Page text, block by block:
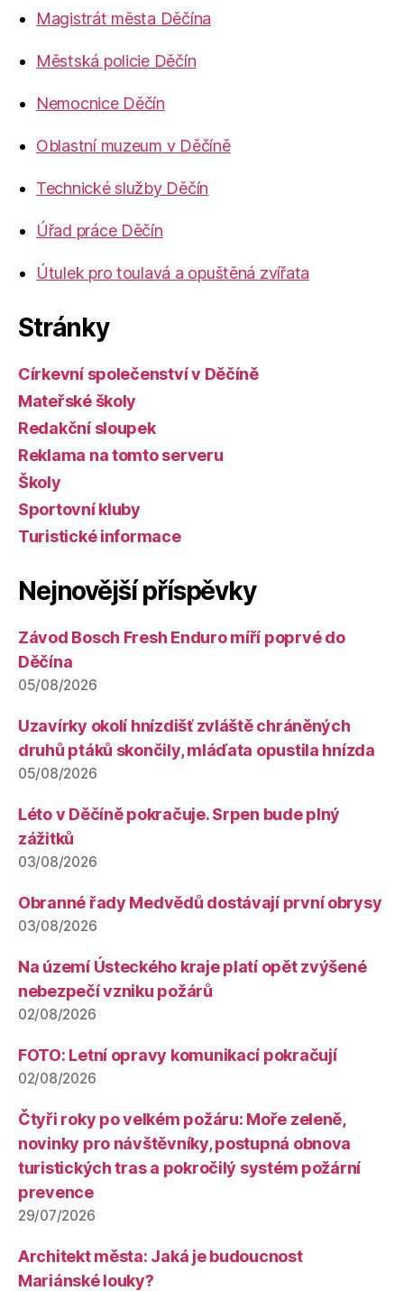
Magistrát města Děčína
Městská policie Děčín
Nemocnice Děčín
Oblastní muzeum v Děčíně
Technické služby Děčín
Úřad práce Děčín
Útulek pro toulavá a opuštěná zvířata
Stránky
Církevní společenství v Děčíně
Mateřské školy
Redakční sloupek
Reklama na tomto serveru
Školy
Sportovní kluby
Turistické informace
Nejnovější příspěvky
Závod Bosch Fresh Enduro míří poprvé do
Děčína
05/08/2026
Uzavírky okolí hnízdišť zvláště chráněných
druhů ptáků skončily, mláďata opustila hnízda
05/08/2026
Léto v Děčíně pokračuje. Srpen bude plný
zážitků
03/08/2026
Obranné řady Medvědů dostávají první obrysy
03/08/2026
Na území Ústeckého kraje platí opět zvýšené
nebezpečí vzniku požárů
02/08/2026
FOTO: Letní opravy komunikací pokračují
02/08/2026
Čtyři roky po velkém požáru: Moře zeleně,
novinky pro návštěvníky, postupná obnova
turistických tras a pokročilý systém požární
prevence
29/07/2026
Architekt města: Jaká je budoucnost
Mariánské louky?